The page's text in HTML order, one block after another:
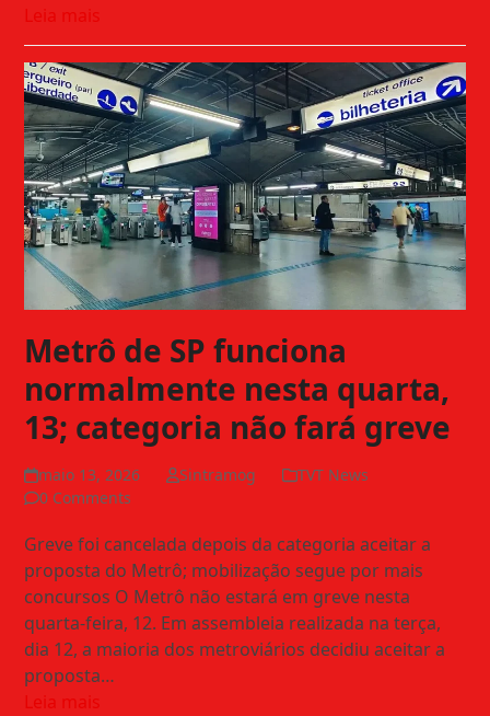
Leia mais
Metrô de SP funciona
normalmente nesta quarta,
13; categoria não fará greve
maio 13, 2026 Sintramog
TVT News
0 Comments
Greve foi cancelada depois da categoria aceitar a
proposta do Metrô; mobilização segue por mais
concursos O Metrô não estará em greve nesta
quarta-feira, 12. Em assembleia realizada na terça,
dia 12, a maioria dos metroviários decidiu aceitar a
proposta…
Leia mais